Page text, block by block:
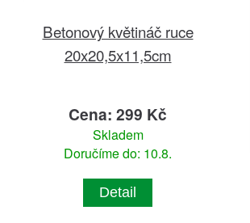
Betonový květináč ruce
20x20,5x11,5cm
Cena: 299 Kč
Skladem
Doručíme do: 10.8.
Detail